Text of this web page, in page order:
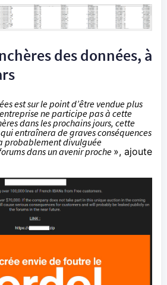
des données, à
est sur le point d’être vendue plus
ne participe pas à cette
dans les prochains jours, cette
entraînera de graves conséquences
probablement divulguée
dans un avenir proche », ajoute